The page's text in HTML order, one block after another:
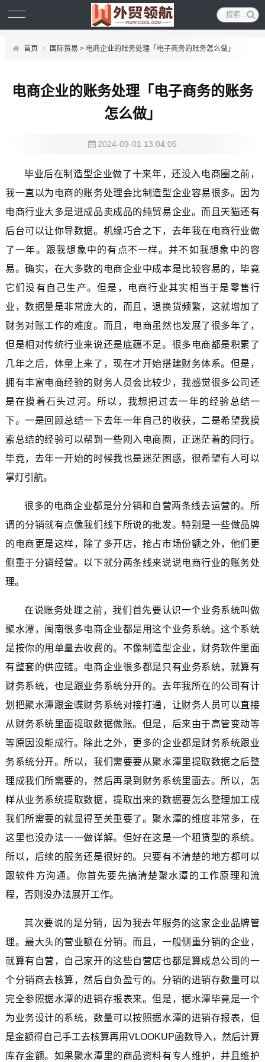
首页 国际贸易 > 电商企业的账务处理「电子商务的账务怎么做」
电商企业的账务处理「电子商务的账务
怎么做」
2024-09-01 13:04:05
毕业后在制造型企业做了十来年，还没入电商圈之前，
我一直以为电商的账务处理会比制造型企业容易很多。因为
电商行业大多是进成品卖成品的纯贸易企业。而且天猫还有
后台可以让你导数据。机缘巧合之下，去年我在电商行业做
了一年。跟我想象中的有点不一样。并不如我想象中的容
易。确实，在大多数的电商企业中成本是比较容易的，毕竟
它们没有自己生产。但是，电商行业其实相当于是零售行
业，数据量是非常庞大的，而且，退换货频繁，这就增加了
财务对账工作的难度。而且，电商虽然也发展了很多年了，
但是相对传统行业来说还是底蕴不足。很多电商都是积累了
几年之后，体量上来了，现在才开始搭建财务体系。但是，
拥有丰富电商经验的财务人员会比较少，我感觉很多公司还
是在摸着石头过河。所以，我想把过去一年的经验总结一
下。一是回顾总结一下去年一年自己的收获，二是希望我摸
索总结的经验可以帮到一些刚入电商圈，正迷茫着的同行。
毕竟，去年一开始的时候我也是迷茫困惑，很希望有人可以
掌灯引航。
很多的电商企业都是分分销和自营两条线去运营的。所
谓的分销就有点像我们线下所说的批发。特别是一些做品牌
的电商更是这样，除了多开店，抢占市场份额之外，他们更
侧重于分销经营。以下就分两条线来说说电商行业的账务处
理。
在说账务处理之前，我们首先要认识一个业务系统叫做
聚水潭，闽南很多电商企业都是用这个业务系统。这个系统
是按你的用单量去收费的。不像制造型企业，财务软件里面
有整套的供应链。电商企业很多都是只有业务系统，就算有
财务系统，也是跟业务系统分开的。去年我所在的公司有计
划把聚水潭跟金蝶财务系统对接打通，让财务人员可以直接
从财务系统里面提取数据做账。但是，后来由于高管变动等
等原因没能成行。除此之外，更多的企业都是财务系统跟业
务系统分开。所以，我们需要要从聚水潭里提取数据之后整
理成我们所需要的，然后再录到财务系统里面去。所以，怎
样从业务系统提取数据，提取出来的数据要怎么整理加工成
我们所需要的就显得至关重要了。聚水潭的维度非常多，在
这里也没办法一一做详解。但好在这是一个租赁型的系统。
所以，后续的服务还是很好的。只要有不清楚的地方都可以
跟软件方沟通。你首先要先搞清楚聚水潭的工作原理和流
程，否则没办法展开工作。
其次要说的是分销，因为我去年服务的这家企业品牌管
理。最大头的营业额在分销。而且，一般侧重分销的企业，
就算有自营，自己家开的这些自营店也都是算成总公司的一
个分销商去核算，然后自负盈亏的。分销的进销存数量可以
完全参照据水潭的进销存报表来。但是，据水潭毕竟是一个
为业务设计的系统，数量可以按照据水潭的进销存报表，但
是金额得自己手工去核算再用VLOOKUP函数导入，然后计算
库存金额。如果聚水潭里的商品资料有专人维护，并且维护